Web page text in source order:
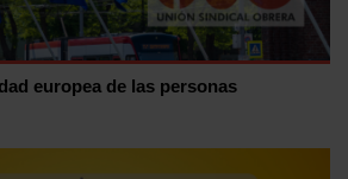
europea de las personas